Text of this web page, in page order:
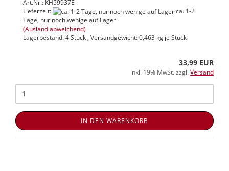
Art.Nr.: KH59937E
Lieferzeit:
ca. 1-2
Tage, nur noch wenige auf Lager
(Ausland abweichend)
Lagerbestand: 4 Stück , Versandgewicht:0,463 kg je Stück
33,99 EUR
inkl. 19% MwSt. zzgl.Versand
IN DEN WARENKORB